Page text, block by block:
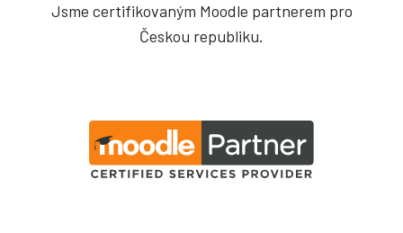
Jsme certifikovaným Moodle partnerem pro
Českou republiku.